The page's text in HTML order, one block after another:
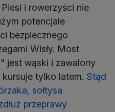
i rowerzyści nie
potencjale
bezpiecznego
Wisły. Most
jest wąski i zawalony
tylko latem. Stąd
sołtysa
przeprawy